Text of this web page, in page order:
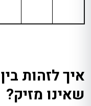
איך לזהות
שאינו מזיק?